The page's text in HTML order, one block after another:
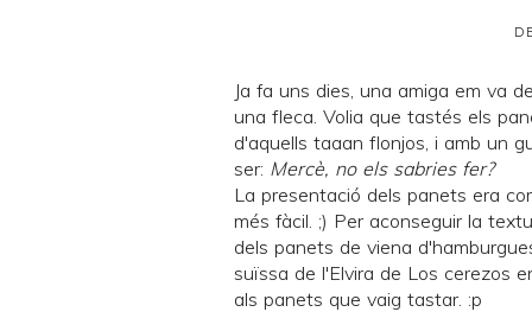
Ja fa uns dies, una amiga em va
una fleca. Volia que tastés els
d'aquells taaan flonjos, i amb un
ser: Mercè, no els sabries fer?
La presentació dels panets era
més fàcil. ;) Per aconseguir la
dels panets de viena
suïssa de l'Elvira de Los cerezos
als panets que vaig tastar. :p